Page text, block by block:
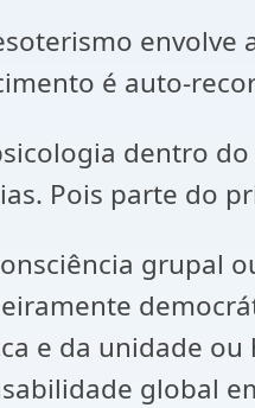
envolve
é auto-
dentro do
Pois parte do
grupal ou
e da unidade
global